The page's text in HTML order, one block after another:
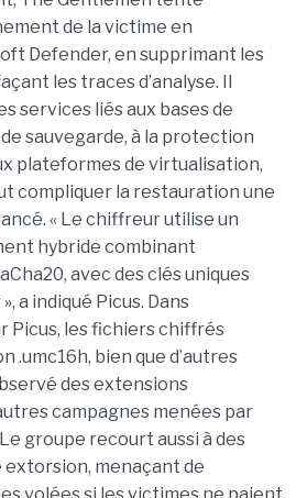
de la victime en
Defender, en supprimant les
les traces d’analyse. Il
services liés aux bases de
sauvegarde, à la protection
plateformes de virtualisation,
compliquer la restauration une
« Le chiffreur utilise un
hybride combinant
avec des clés uniques
a indiqué Picus. Dans
Picus, les fichiers chiffrés
.umc16h, bien que d’autres
des extensions
campagnes menées par
groupe recourt aussi à des
extorsion, menaçant de